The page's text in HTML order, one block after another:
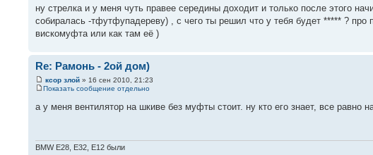
ну стрелка и у меня чуть правее середины доходит и только после этого
собиралась -тфутфупадереву) , с чего ты решил что у тебя будет ***** ?
вискомуфта или как там её )
Re: Рамонь - 2ой дом)
ксор злой » 16 сен 2010, 21:23
Показать сообщение отдельно
а у меня вентилятор на шкиве без муфты стоит. ну кто его знает, все
BMW E28, E32, E12 были